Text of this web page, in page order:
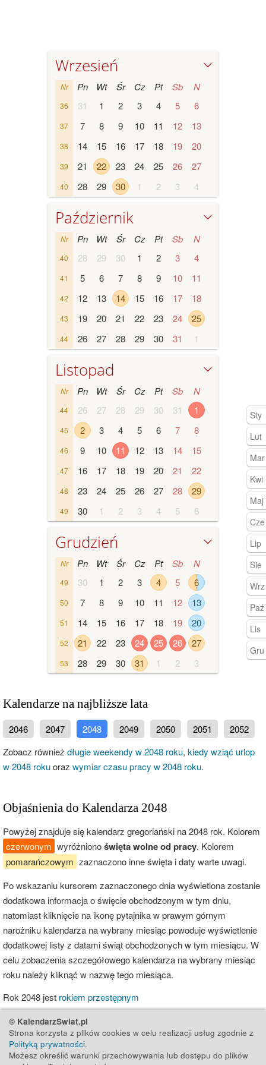
Wrzesień
Nr Pn Wt Śr Cz Pt Sb N
36 31 1 2 3 4 5 6
37 7 8 9 10 11 12 13
38 14 15 16 17 18 19 20
39 21 22 23 24 25 26 27
40 28 29 30 1 2 3 4
Październik
Nr Pn Wt Śr Cz Pt Sb N
40 28 29 30 1 2 3 4
41 5 6 7 8 9 10 11
42 12 13 14 15 16 17 18
43 19 20 21 22 23 24 25
44 26 27 28 29 30 31 1
Listopad
Nr Pn Wt Śr Cz Pt Sb N
44 26 27 28 29 30 31 1
45 2 3 4 5 6 7 8
46 9 10 11 12 13 14 15
47 16 17 18 19 20 21 22
48 23 24 25 26 27 28 29
49 30 1 2 3 4 5 6
Grudzień
Nr Pn Wt Śr Cz Pt Sb N
49 30 1 2 3 4 5 6
50 7 8 9 10 11 12 13
51 14 15 16 17 18 19 20
52 21 22 23 24 25 26 27
53 28 29 30 31 1 2 3
Sty
Lut
Mar
Kwi
Maj
Cze
Lip
Sie
Wrz
Paź
Lis
Gru
Kalendarze na najbliższe lata
2046 2047 2048 2049 2050 2051
2052
Zobacz również długie weekendy w 2048 roku, kiedy wziąć urlop
w 2048 rokuoraz wymiar czasu pracy w 2048 roku.
Objaśnienia do Kalendarza 2048
Powyżej znajduje się kalendarz gregoriański na 2048 rok. Kolorem
czerwonym wyróżnionoświęta wolne od pracy. Kolorem
pomarańczowym zaznaczono inne święta i daty warte uwagi.
Po wskazaniu kursorem zaznaczonego dnia wyświetlona zostanie
dodatkowa informacja o święcie obchodzonym w tym dniu,
natomiast kliknięcie na ikonę pytajnika w prawym górnym
narożniku kalendarza na wybrany miesiąc powoduje wyświetlenie
dodatkowej listy z datami świąt obchodzonych w tym miesiącu. W
celu zobaczenia szczegółowego kalendarza na wybrany miesiąc
roku należy kliknąć w nazwę tego miesiąca.
Rok 2048 jest rokiem przestępnym
© KalendarzSwiat.pl
Strona korzysta z plików cookies w celu realizacji usług zgodnie z
Polityką prywatności.
Możesz określić warunki przechowywania lub dostępu do plików